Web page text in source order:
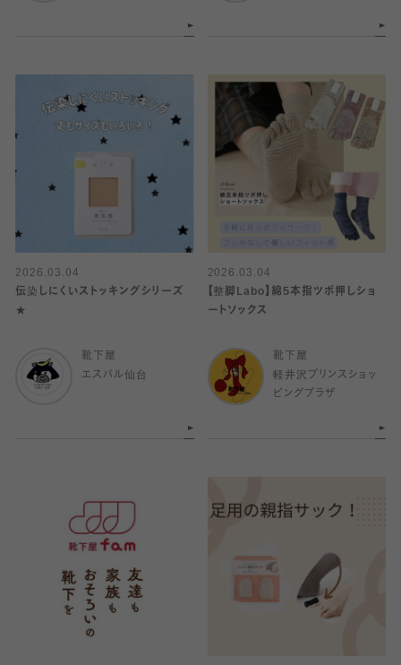
2026.03.04
伝染しにくいストッキングシリーズ
★
靴下屋
エスパル仙台
2026.03.04
【整脚Labo】綿5本指ツボ押しショ
ートソックス
靴下屋
軽井沢プリンスショッ
ピングプラザ